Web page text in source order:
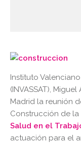
Instituto
(INVASSAT),
Madrid la reunión
Construcción de la
Salud en el
actuación para el